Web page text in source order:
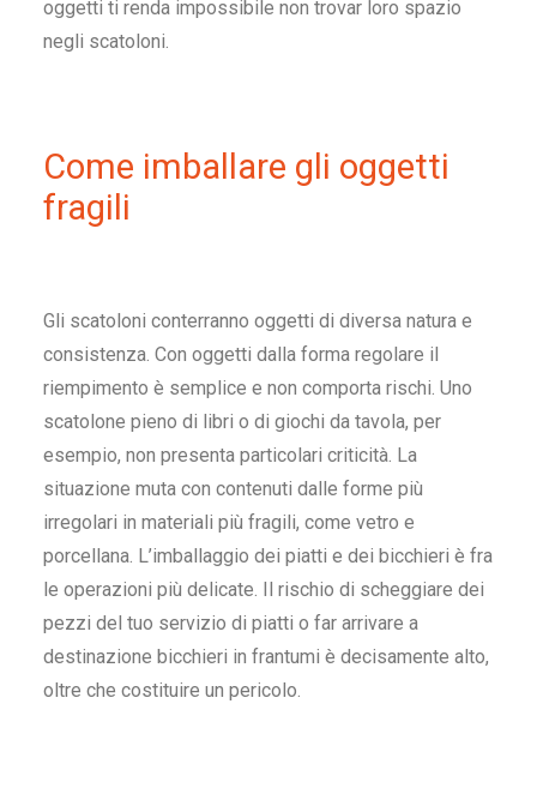
oggetti ti renda impossibile non trovar loro spazio
negli scatoloni.
Come imballare gli oggetti
fragili
Gli scatoloni conterranno oggetti di diversa natura e
consistenza. Con oggetti dalla forma regolare il
riempimento è semplice e non comporta rischi. Uno
scatolone pieno di libri o di giochi da tavola, per
esempio, non presenta particolari criticità. La
situazione muta con contenuti dalle forme più
irregolari in materiali più fragili, come vetro e
porcellana. L’imballaggio dei piatti e dei bicchieri è fra
le operazioni più delicate. Il rischio di scheggiare dei
pezzi del tuo servizio di piatti o far arrivare a
destinazione bicchieri in frantumi è decisamente alto,
oltre che costituire un pericolo.